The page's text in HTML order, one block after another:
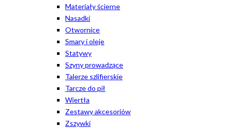
Materiały ścierne
Nasadki
Otwornice
Smary i oleje
Statywy
Szyny prowadzące
Talerze szlifierskie
Tarcze do pił
Wiertła
Zestawy akcesoriów
Zszywki